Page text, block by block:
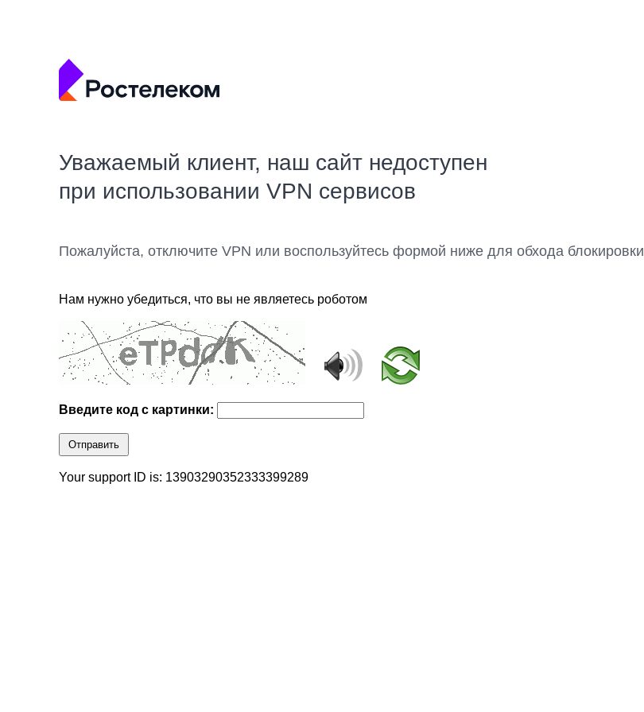
Уважаемый клиент, наш сайт недоступен
при использовании VPN сервисов
Пожалуйста, отключите VPN или воспользуйтесь формой ниже для обхода блокировки
Нам нужно убедиться, что вы не являетесь роботом
Введите код с картинки:
Отправить
Your support ID is: 13903290352333399289